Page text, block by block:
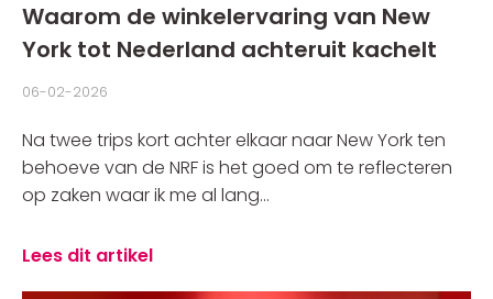
Waarom de winkelervaring van New
York tot Nederland achteruit kachelt
06-02-2026
Na twee trips kort achter elkaar naar New York ten
behoeve van de NRF is het goed om te reflecteren
op zaken waar ik me al lang...
Lees dit artikel